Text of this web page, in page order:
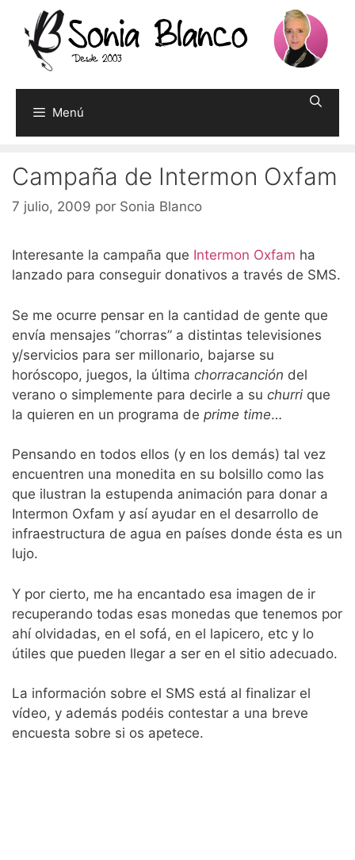
contenido
Menú
Campaña de Intermon Oxfam
7 julio, 2009 por Sonia Blanco
Interesante la campaña que Intermon Oxfam ha
lanzado para conseguir donativos a través de SMS.
Se me ocurre pensar en la cantidad de gente que
envía mensajes “chorras” a distintas televisiones
y/servicios para ser millonario, bajarse su
horóscopo, juegos, la última chorracanción del
verano o simplemente para decirle a su churri que
la quieren en un programa de prime time…
Pensando en todos ellos (y en los demás) tal vez
encuentren una monedita en su bolsillo como las
que ilustran la estupenda animación para donar a
Intermon Oxfam y así ayudar en el desarrollo de
infraestructura de agua en países donde ésta es un
lujo.
Y por cierto, me ha encantado esa imagen de ir
recuperando todas esas monedas que tenemos por
ahí olvidadas, en el sofá, en el lapicero, etc y lo
útiles que pueden llegar a ser en el sitio adecuado.
La información sobre el SMS está al finalizar el
vídeo, y además podéis contestar a una breve
encuesta sobre si os apetece.